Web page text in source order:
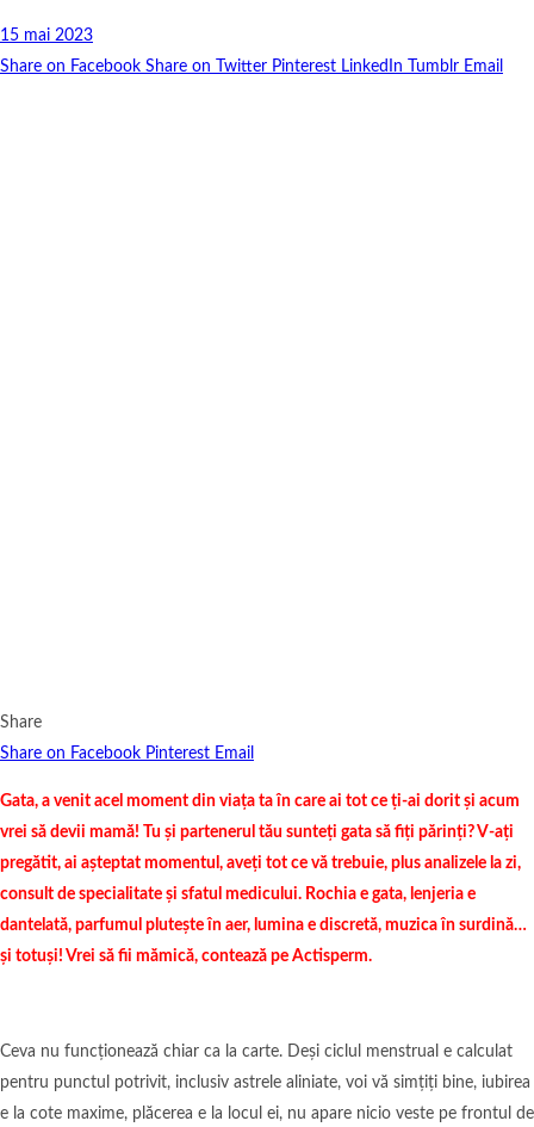
15 mai 2023
Share on Facebook Share on Twitter Pinterest LinkedIn Tumblr Email
Share
Share on Facebook Pinterest Email
Gata, a venit acel moment din viața ta în care ai tot ce ți-ai dorit și acum
vrei să devii mamă! Tu și partenerul tău sunteți gata să fiți părinți? V-ați
pregătit, ai așteptat momentul, aveți tot ce vă trebuie, plus analizele la zi,
consult de specialitate și sfatul medicului. Rochia e gata, lenjeria e
dantelată, parfumul plutește în aer, lumina e discretă, muzica în surdină…
și totuși! Vrei să fii mămică, contează pe Actisperm.
Ceva nu funcționează chiar ca la carte. Deși ciclul menstrual e calculat
pentru punctul potrivit, inclusiv astrele aliniate, voi vă simțiți bine, iubirea
e la cote maxime, plăcerea e la locul ei, nu apare nicio veste pe frontul de